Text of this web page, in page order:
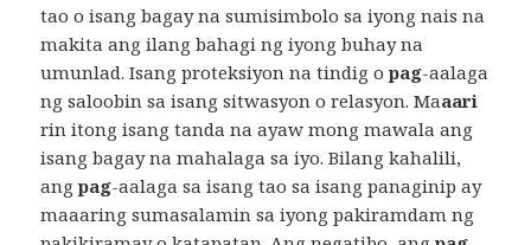
tao o isang bagay na sumisimbolo sa iyong nais na
makita ang ilang bahagi ng iyong buhay na
umunlad. Isang proteksiyon na tindig opag-aalaga
ng saloobin sa isang sitwasyon o relasyon. Maaari
rin itong isang tanda na ayaw mong mawala ang
isang bagay na mahalaga sa iyo. Bilang kahalili,
angpag-aalaga sa isang tao sa isang panaginip ay
maaaring sumasalamin sa iyong pakiramdam ng